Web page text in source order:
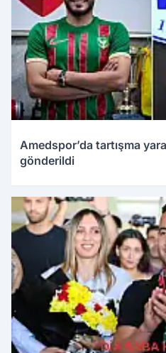
Amedspor’da tartışma
gönderildi